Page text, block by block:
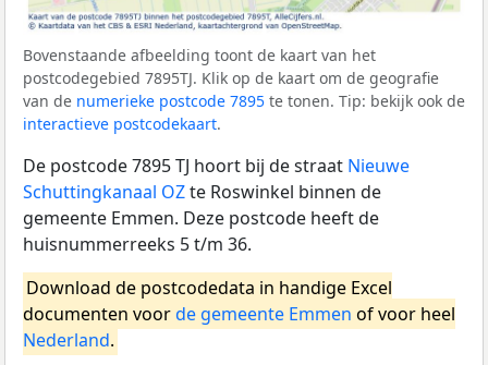
Bovenstaande afbeelding toont de kaart van het
postcodegebied 7895TJ. Klik op de kaart om de geografie
van de numerieke postcode 7895 te tonen. Tip: bekijk ook de
interactieve postcodekaart.
De postcode 7895 TJ hoort bij de straat Nieuwe
Schuttingkanaal OZte Roswinkel binnen de
gemeente Emmen. Deze postcode heeft de
huisnummerreeks 5 t/m 36.
Download de postcodedata in handige Excel
documenten voorde gemeente Emmen of voor heel
Nederland.